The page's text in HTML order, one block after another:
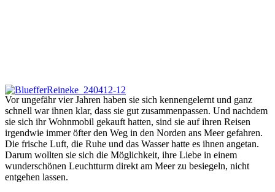
Vor ungefähr vier Jahren haben sie sich kennengelernt und ganz
schnell war ihnen klar, dass sie gut zusammenpassen. Und nachdem
sie sich ihr Wohnmobil gekauft hatten, sind sie auf ihren Reisen
irgendwie immer öfter den Weg in den Norden ans Meer gefahren.
Die frische Luft, die Ruhe und das Wasser hatte es ihnen angetan.
Darum wollten sie sich die Möglichkeit, ihre Liebe in einem
wunderschönen Leuchtturm direkt am Meer zu besiegeln, nicht
entgehen lassen.